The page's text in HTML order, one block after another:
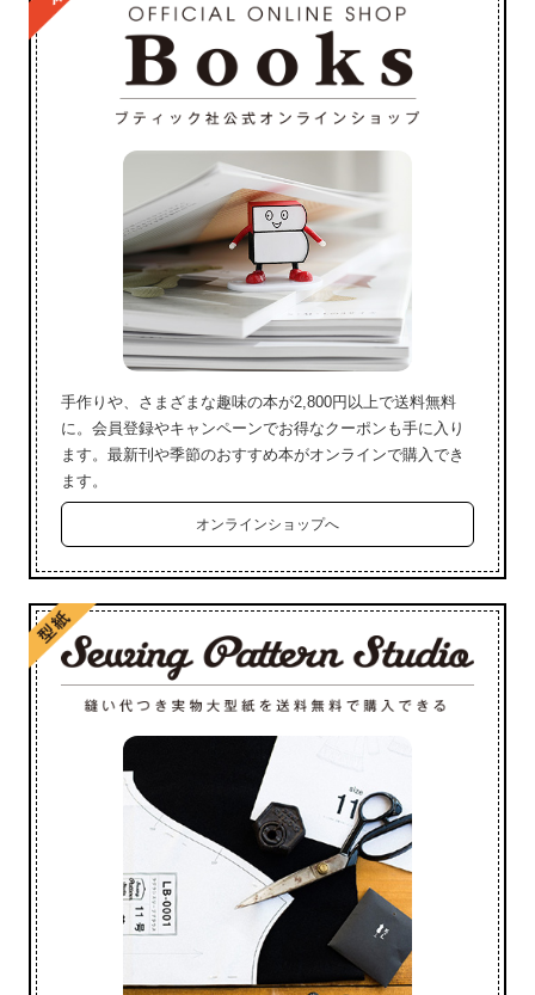
手作りや、さまざまな趣味の本が2,800円以上で送料無料
に。会員登録やキャンペーンでお得なクーポンも手に入り
ます。最新刊や季節のおすすめ本がオンラインで購入でき
ます。
オンラインショップへ